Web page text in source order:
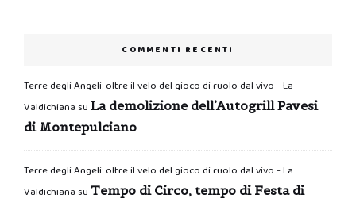
COMMENTI RECENTI
Terre degli Angeli: oltre il velo del gioco di ruolo dal vivo - La
Valdichiana su La demolizione dell’Autogrill Pavesi
di Montepulciano
Terre degli Angeli: oltre il velo del gioco di ruolo dal vivo - La
Valdichiana su Tempo di Circo, tempo di Festa di